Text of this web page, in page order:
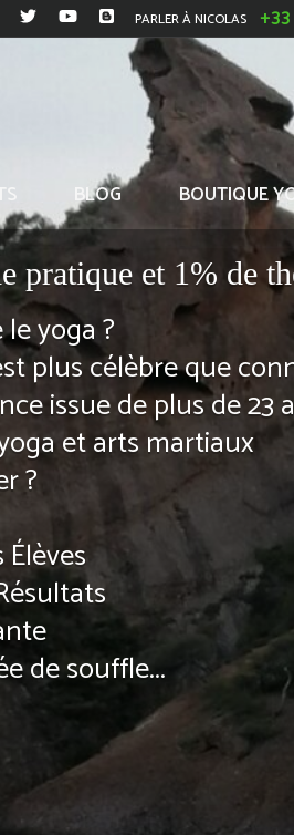
PARLER À NICOLAS
BLOG BOUTIQUE
pratique et 1% de
yoga ?
plus célèbre que
issue de plus de 23
et arts martiaux
?
de souffle...